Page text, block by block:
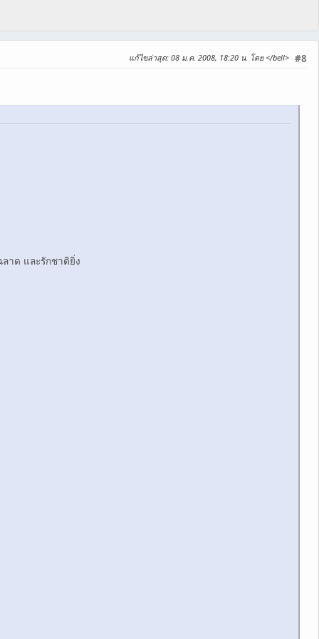
#8
แก้ไขล่าสุด: 08 ม.ค. 2008, 18:20 น. โดย </bell>
าด และรักชาติยิ่ง